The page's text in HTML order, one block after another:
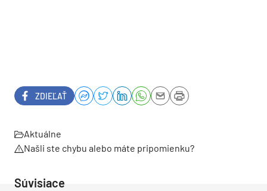
ZDIEĽAŤ
Aktuálne
Našli ste chybu alebo máte pripomienku?
Súvisiace